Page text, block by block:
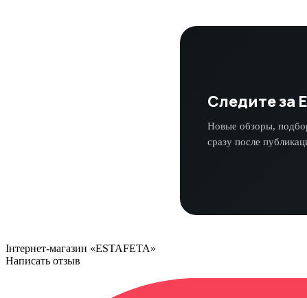
Следите за
Новые обзоры,
сразу после
Інтернет-магазин «ESTAFETA»
Написать отзыв